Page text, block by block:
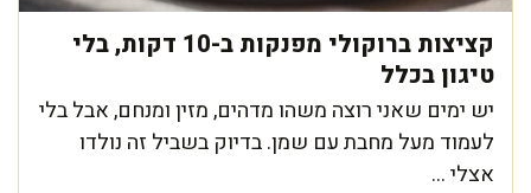
קציצות ברוקולי מפנקות ב-10 דקות, בלי
טיגון בכלל
יש ימים שאני רוצה משהו מדהים, מזין ומנחם, אבל בלי
לעמוד מעל מחבת עם שמן. בדיוק בשביל זה נולדו
אצלי ...